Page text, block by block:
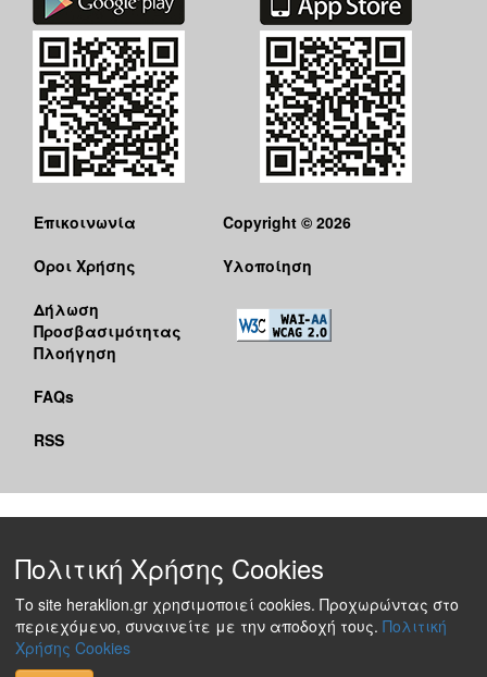
Επικοινωνία
Όροι Χρήσης
Δήλωση
Προσβασιμότητας
Πλοήγηση
FAQs
RSS
Copyright © 2026
Υλοποίηση
Πολιτική Χρήσης Cookies
Το site heraklion.gr χρησιμοποιεί cookies. Προχωρώντας στο
περιεχόμενο, συναινείτε με την αποδοχή τους. Πολιτική
Χρήσης Cookies